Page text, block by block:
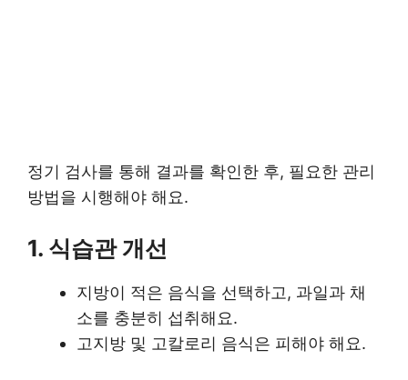
정기 검사를 통해 결과를 확인한 후, 필요한 관리
방법을 시행해야 해요.
1. 식습관 개선
지방이 적은 음식을 선택하고, 과일과 채
소를 충분히 섭취해요.
고지방 및 고칼로리 음식은 피해야 해요.